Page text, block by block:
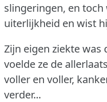
slingeringen, en toch
uiterlijkheid en wist
Zijn eigen ziekte was
voelde ze de
voller en voller,
verder...